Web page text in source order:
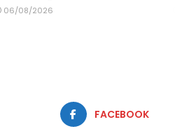
06/08/2026
FACEBOOK